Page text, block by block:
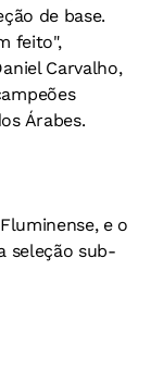
de base.
feito",
Carvalho,
Árabes.
e o
seleção sub-